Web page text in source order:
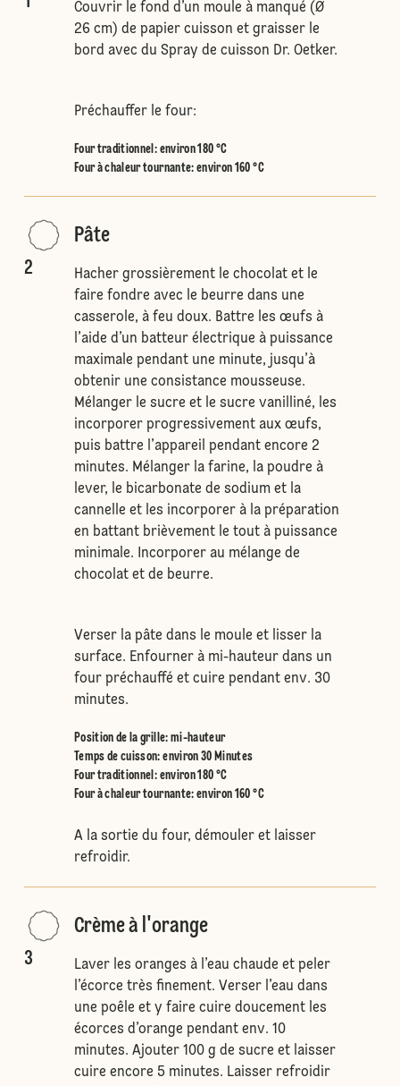
Couvrir le fond d’un moule à manqué (Ø
26 cm) de papier cuisson et graisser le
bord avec du Spray de cuisson Dr. Oetker.
Préchauffer le four:
Four traditionnel : environ 180 °C
Four à chaleur tournante: environ 160 °C
2
Pâte
Hacher grossièrement le chocolat et le
faire fondre avec le beurre dans une
casserole, à feu doux. Battre les œufs à
l’aide d’un batteur électrique à puissance
maximale pendant une minute, jusqu’à
obtenir une consistance mousseuse.
Mélanger le sucre et le sucre vanilliné, les
incorporer progressivement aux œufs,
puis battre l’appareil pendant encore 2
minutes. Mélanger la farine, la poudre à
lever, le bicarbonate de sodium et la
cannelle et les incorporer à la préparation
en battant brièvement le tout à puissance
minimale. Incorporer au mélange de
chocolat et de beurre.
Verser la pâte dans le moule et lisser la
surface. Enfourner à mi-hauteur dans un
four préchauffé et cuire pendant env. 30
minutes.
Position de la grille: mi-hauteur
Temps de cuisson: environ 30 Minutes
Four traditionnel : environ 180 °C
Four à chaleur tournante: environ 160 °C
A la sortie du four, démouler et laisser
refroidir.
3
Crème à l'orange
Laver les oranges à l’eau chaude et peler
l’écorce très finement. Verser l’eau dans
une poêle et y faire cuire doucement les
écorces d’orange pendant env. 10
minutes. Ajouter 100 g de sucre et laisser
cuire encore 5 minutes. Laisser refroidir